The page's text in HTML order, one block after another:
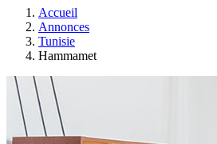
Accueil
Annonces
Tunisie
Hammamet